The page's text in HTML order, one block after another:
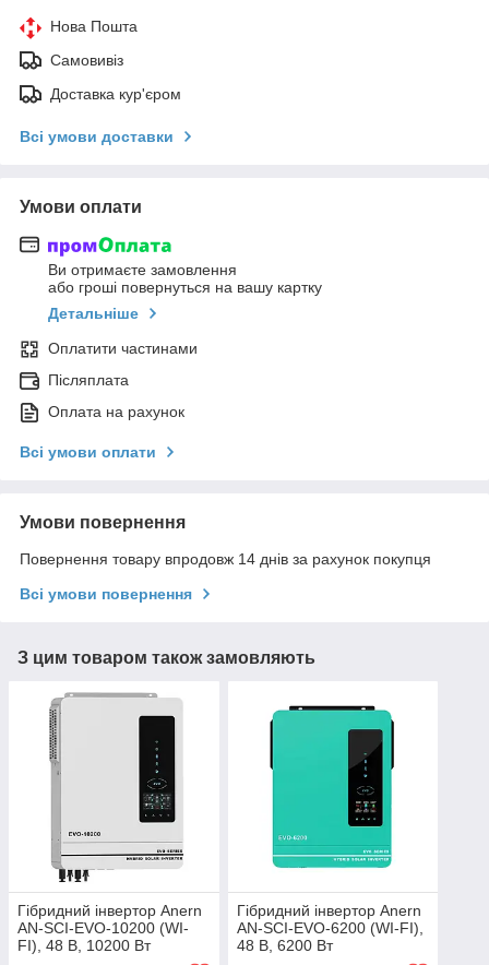
Нова Пошта
Самовивіз
Доставка кур'єром
Всі умови доставки
Умови оплати
Ви отримаєте замовлення
або гроші повернуться на вашу картку
Детальніше
Оплатити частинами
Післяплата
Оплата на рахунок
Всі умови оплати
Умови повернення
Повернення товару впродовж 14 днів за рахунок покупця
Всі умови повернення
З цим товаром також замовляють
Гібридний інвертор Anern
AN-SCI-EVO-10200 (WI-
FI), 48 В, 10200 Вт
Гібридний інвертор Anern
AN-SCI-EVO-6200 (WI-FI),
48 В, 6200 Вт